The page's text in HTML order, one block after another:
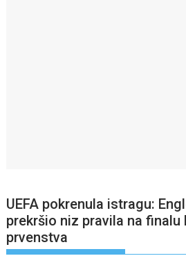
UEFA pokrenula istragu:
prekršio niz pravila na finalu
prvenstva